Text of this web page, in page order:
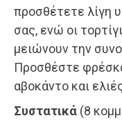
προσθέτετε λίγη
σας, ενώ οι
μειώνουν την
Προσθέστε
αβοκάντο και
Συστατικά (8